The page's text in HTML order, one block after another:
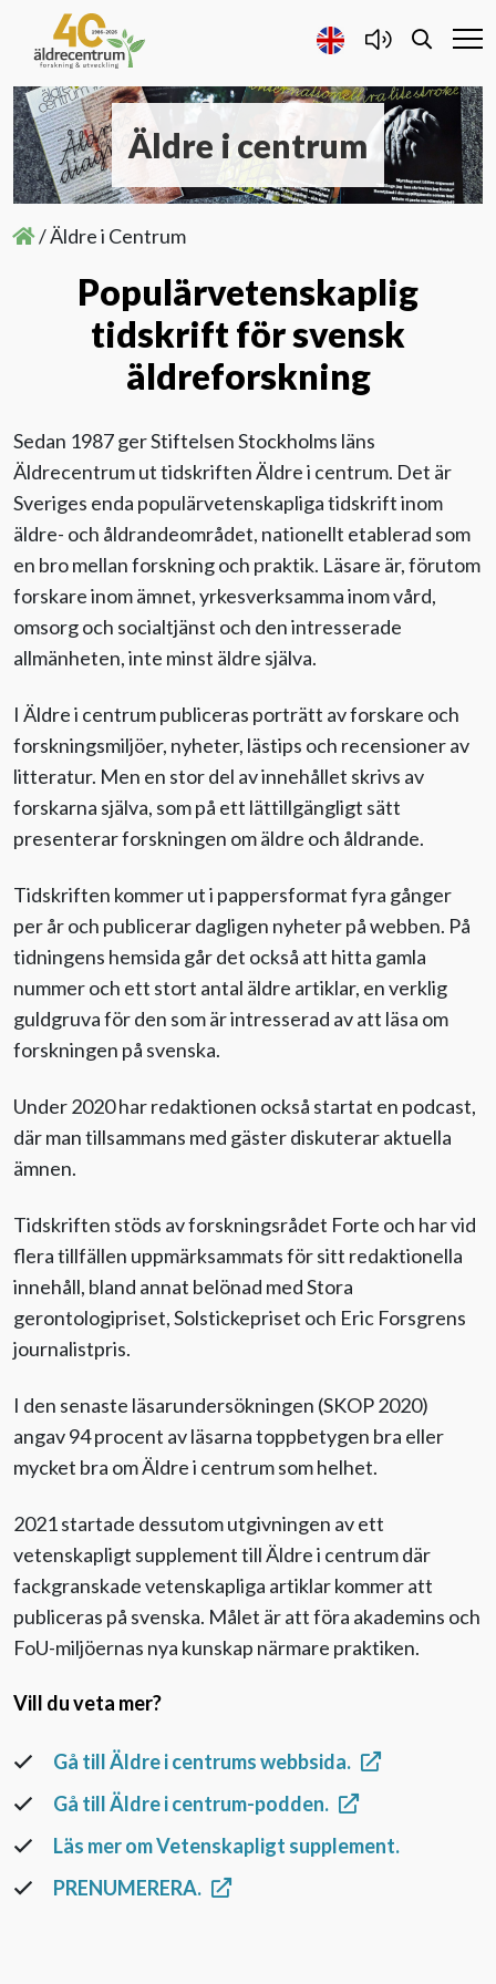
Forskning och Utveckling
Projekt
Publicerat
Om Stiftelsen Äldrecentrum
Medarbetare
Styrelse
Tidningen Äldre i centrum
Kontakta oss
Evenemang
Aktuellt
Nyhetsbrev
Till Äldre i centrum
Äldre i centrum
/Äldre i Centrum
Populärvetenskaplig
tidskrift för svensk
äldreforskning
Sedan 1987 ger Stiftelsen Stockholms läns
Äldrecentrum ut tidskriften Äldre i centrum. Det är
Sveriges enda populärvetenskapliga tidskrift inom
äldre- och åldrandeområdet, nationellt etablerad som
en bro mellan forskning och praktik. Läsare är, förutom
forskare inom ämnet, yrkesverksamma inom vård,
omsorg och socialtjänst och den intresserade
allmänheten, inte minst äldre själva.
I Äldre i centrum publiceras porträtt av forskare och
forskningsmiljöer, nyheter, lästips och recensioner av
litteratur. Men en stor del av innehållet skrivs av
forskarna själva, som på ett lättillgängligt sätt
presenterar forskningen om äldre och åldrande.
Tidskriften kommer ut i pappersformat fyra gånger
per år och publicerar dagligen nyheter på webben. På
tidningens hemsida går det också att hitta gamla
nummer och ett stort antal äldre artiklar, en verklig
guldgruva för den som är intresserad av att läsa om
forskningen på svenska.
Under 2020 har redaktionen också startat en podcast,
där man tillsammans med gäster diskuterar aktuella
ämnen.
Tidskriften stöds av forskningsrådet Forte och har vid
flera tillfällen uppmärksammats för sitt redaktionella
innehåll, bland annat belönad med Stora
gerontologipriset, Solstickepriset och Eric Forsgrens
journalistpris.
I den senaste läsarundersökningen (SKOP 2020)
angav 94 procent av läsarna toppbetygen bra eller
mycket bra om Äldre i centrum som helhet.
2021 startade dessutom utgivningen av ett
vetenskapligt supplement till Äldre i centrum där
fackgranskade vetenskapliga artiklar kommer att
publiceras på svenska. Målet är att föra akademins och
FoU-miljöernas nya kunskap närmare praktiken.
Vill du veta mer?
Gå till Äldre i centrums webbsida.
Gå till Äldre i centrum-podden.
Läs mer om Vetenskapligt supplement.
PRENUMERERA.